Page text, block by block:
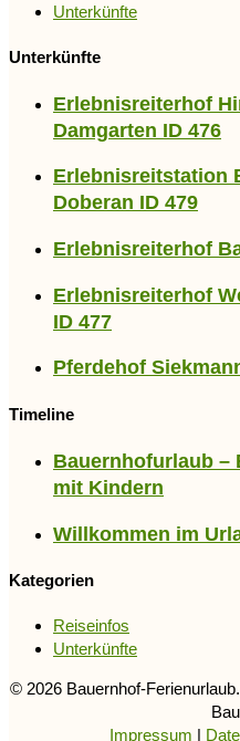
Unterkünfte
Unterkünfte
Erlebnisreiterhof
Damgarten ID 476
Erlebnisreitstation
Doberan ID 479
Erlebnisreiterhof
Erlebnisreiterhof
ID 477
Pferdehof
Timeline
Bauernhofurlaub –
mit Kindern
Willkommen im
Kategorien
Reiseinfos
Unterkünfte
© 2026 Bauernhof-
Impressum |